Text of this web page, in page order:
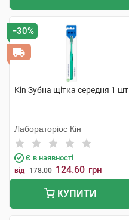
−30%
Kin Зубна щітка середня 1 шт
Лабораторіос Кін
Є в наявності
від 178.00 124.60 грн
КУПИТИ